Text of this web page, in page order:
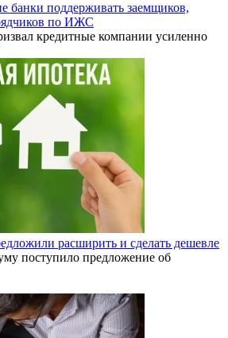
банки поддерживать заемщиков,
по ИЖС
кредитные компании усиленно
расширить и сделать дешевле
поступило предложение об